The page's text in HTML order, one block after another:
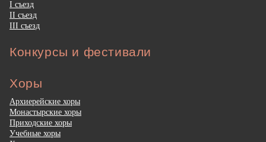
I съезд
II съезд
III съезд
Конкурсы и фестивали
Хоры
Архиерейские хоры
Монастырские хоры
Приходские хоры
Учебные хоры